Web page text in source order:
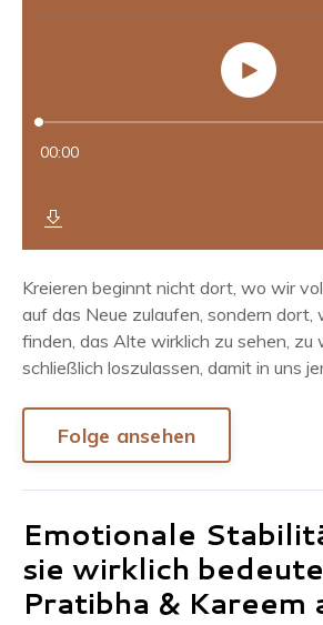
Kreieren beginnt nicht dort, wo wir
auf das Neue zulaufen, sondern dort,
finden, das Alte wirklich zu sehen, zu
schließlich loszulassen, damit in uns
Folge ansehen
Emotionale
sie wirklich
Pratibha & Kareem